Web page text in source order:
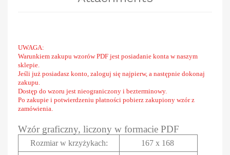
UWAGA:
Warunkiem zakupu wzorów PDF jest posiadanie konta w naszym
sklepie.
Jeśli już posiadasz konto, zaloguj się najpierw, a następnie dokonaj
zakupu.
Dostęp do wzoru jest nieograniczony i bezterminowy.
Po zakupie i potwierdzeniu płatności pobierz zakupiony wzór z
zamówienia.
Wzór graficzny, liczony w formacie PDF
Rozmiar w krzyżykach:
167 x 168